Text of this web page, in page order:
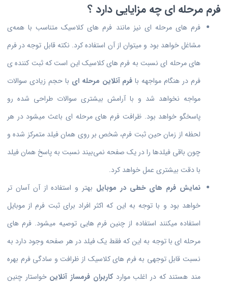
فرم مرحله ای چه مزایایی دارد ؟
فرم های مرحله ای نیز مانند فرم های کلاسیک متناسب با همه‌ی
مشاغل خواهد بود و میتوان از آن استفاده کرد. نکته قابل توجه در فرم
های مرحله ای نسبت به فرم های کلاسیک این است که ثبت کننده ی
فرم در هنگام مواجهه با فرم آنلاین مرحله ای با حجم زیادی سوالات
مواجه نخواهد شد و با آرامش بیشتری سوالات طراحی شده رو
پاسخگو خواهد بود. ظرافت فرم های مرحله ای باعث میشود در هر
لحظه از زمان حین ثبت فرم، شخص بر روی همان فیلد متمرکز شده و
چون باقی فیلدها را در یک صفحه نمی‌بیند نسبت به پاسخ همان فیلد
با دقت بیشتری عمل خواهد کرد.
نمایش فرم های خطی در موبایل بهتر و استفاده از آن آسان تر
خواهد بود و با توجه به این که اکثر افراد برای ثبت فرم از موبایل
استفاده میکنند استفاده از چنین فرم هایی توصیه میشود. فرم های
مرحله ای با توجه به این که فقط یک فیلد در هر صفحه وجود دارد به
نسبت قابل توجهی به فرم های کلاسیک از ظرافت و سادگی فرم بهره
مند هستند که در اغلب مواردکاربران فرمساز آنلاین خواستار چنین